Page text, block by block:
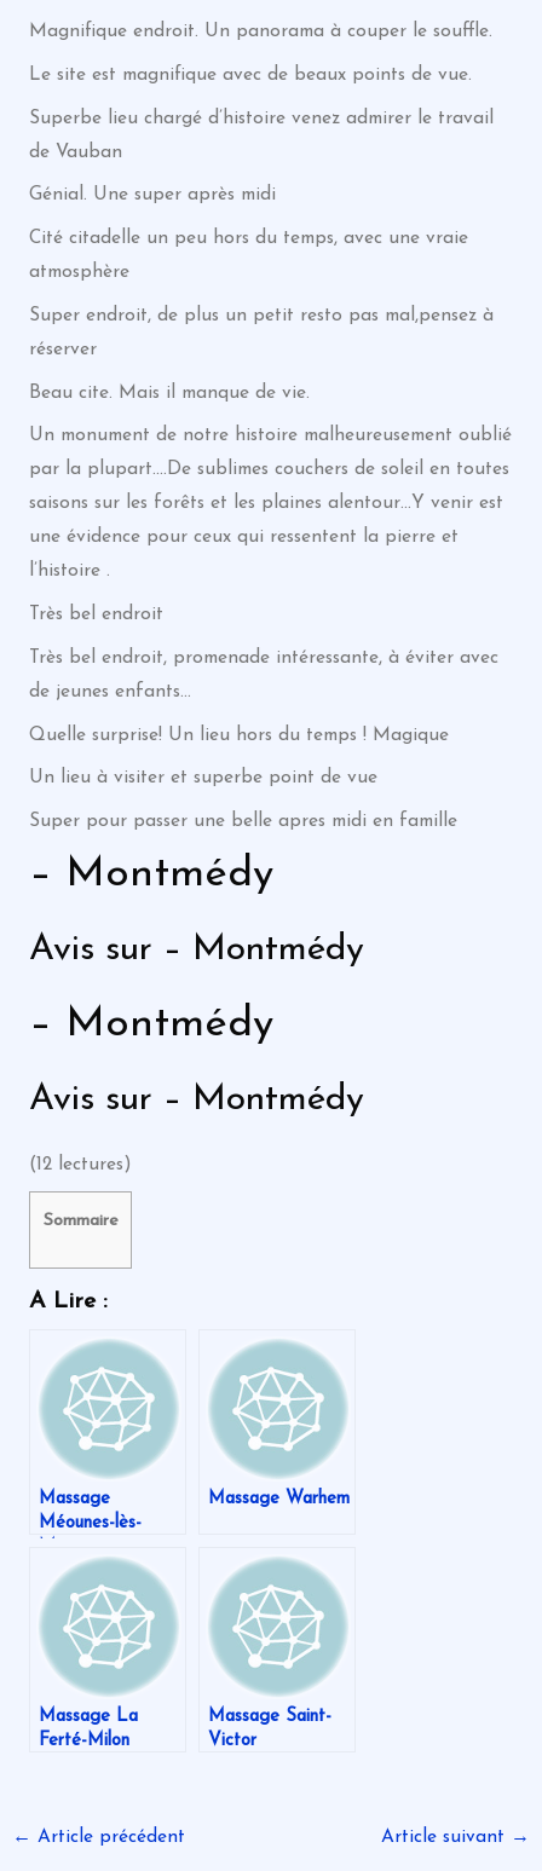
Magnifique endroit. Un panorama à couper le souffle.
Le site est magnifique avec de beaux points de vue.
Superbe lieu chargé d’histoire venez admirer le travail
de Vauban
Génial. Une super après midi
Cité citadelle un peu hors du temps, avec une vraie
atmosphère
Super endroit, de plus un petit resto pas mal,pensez à
réserver
Beau cite. Mais il manque de vie.
Un monument de notre histoire malheureusement oublié
par la plupart….De sublimes couchers de soleil en toutes
saisons sur les forêts et les plaines alentour…Y venir est
une évidence pour ceux qui ressentent la pierre et
l’histoire .
Très bel endroit
Très bel endroit, promenade intéressante, à éviter avec
de jeunes enfants…
Quelle surprise! Un lieu hors du temps ! Magique
Un lieu à visiter et superbe point de vue
Super pour passer une belle apres midi en famille
– Montmédy
Avis sur – Montmédy
– Montmédy
Avis sur – Montmédy
(12 lectures)
Sommaire
A Lire :
Massage
Méounes-lès-
Massage Warhem
Massage La
Ferté-Milon
Massage Saint-
Victor
← Article précédent Article suivant →